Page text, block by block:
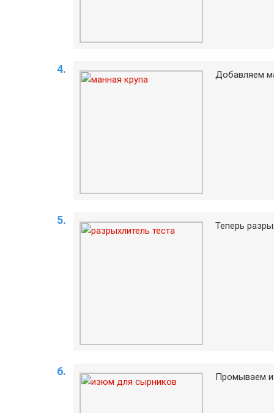
Добавляем
Теперь
Промываем